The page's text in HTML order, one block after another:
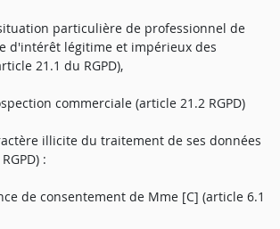
particulière de professionnel de
d'intérêt légitime et impérieux des
21.1 du RGPD),
commerciale (article 21.2 RGPD)
illicite du traitement de ses données
:
de consentement de Mme [C] (article 6.1